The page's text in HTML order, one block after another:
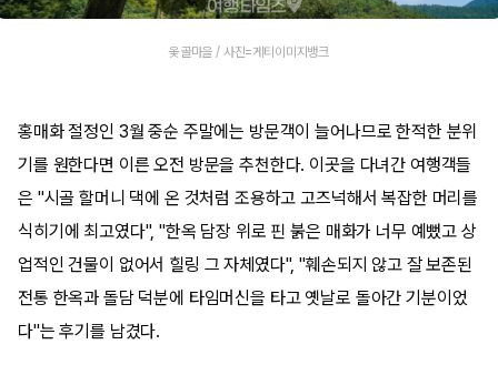
옻골마을 / 사진=게티이미지뱅크
홍매화 절정인 3월 중순 주말에는 방문객이 늘어나므로 한적한 분위
기를 원한다면 이른 오전 방문을 추천한다. 이곳을 다녀간 여행객들
은 "시골 할머니 댁에 온 것처럼 조용하고 고즈넉해서 복잡한 머리를
식히기에 최고였다", "한옥 담장 위로 핀 붉은 매화가 너무 예뻤고 상
업적인 건물이 없어서 힐링 그 자체였다", "훼손되지 않고 잘 보존된
전통 한옥과 돌담 덕분에 타임머신을 타고 옛날로 돌아간 기분이었
다"는 후기를 남겼다.